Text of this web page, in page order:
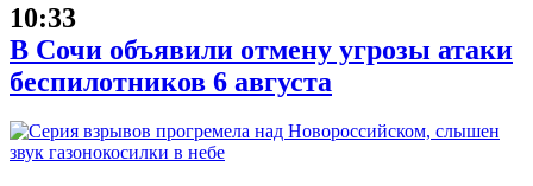
10:33
В Сочи объявили отмену угрозы атаки
беспилотников 6 августа